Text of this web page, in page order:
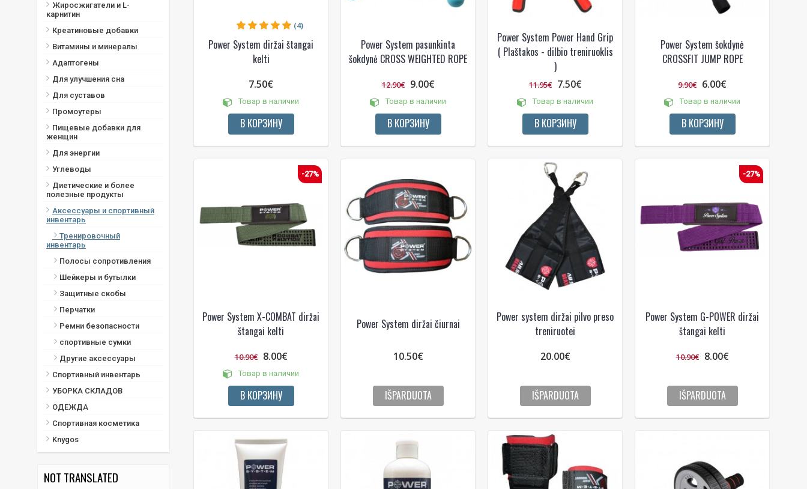
Жиросжигатели и L-
карнитин
Креатиновые добавки
Витамины и минералы
Адаптогены
Для улучшения сна
Для суставов
Промоутеры
Пищевые добавки для
женщин
Для энергии
Углеводы
Диетические и более
полезные продукты
Аксессуары и спортивный
инвентарь
Тренировочный
инвентарь
Полосы сопротивления
Шейкеры и бутылки
Защитные скобы
Перчатки
Ремни безопасности
спортивные сумки
Другие аксессуары
Спортивный инвентарь
УБОРКА СКЛАДОВ
ОДЕЖДА
Спортивная косметика
Knygos
NOT TRANSLATED
Power System diržai štangai
kelti
(4)
7.50€
Товар в наличии
В КОРЗИНУ
Power System pasunkinta
šokdynė CROSS WEIGHTED ROPE
12.90€ 9.00€
Товар в наличии
В КОРЗИНУ
Power System Power Hand Grip
( Plaštakos - dilbio treniruoklis
)
11.95€ 7.50€
Товар в наличии
В КОРЗИНУ
Power System šokdynė
CROSSFIT JUMP ROPE
9.90€ 6.00€
Товар в наличии
В КОРЗИНУ
-27%
Power System X-COMBAT diržai
štangai kelti
10.90€ 8.00€
Товар в наличии
В КОРЗИНУ
Power System diržai čiurnai
10.50€
IŠPARDUOTA
Power system diržai pilvo preso
treniruotei
20.00€
IŠPARDUOTA
-27%
Power System G-POWER diržai
štangai kelti
10.90€ 8.00€
IŠPARDUOTA
NUOLAIDA TAU!
apsipirkimui (daugeliui prekių) bei
nepraleisk kitų geriausių pasiūlymų!
XXL, Raw powders, Go powders, Maxxwin, Power
system. Akcijinėms prekėms nuolaida netaikoma,
nuolaidos nesumuojamos.
Gauti pasiūlymus ir nuolaidas